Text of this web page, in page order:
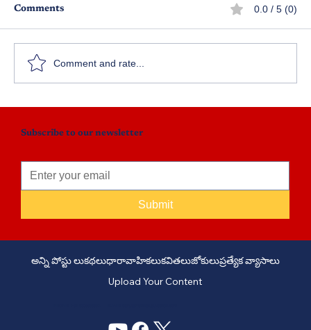
మనో శిఖరం - పార్ట్ 13
Comments 0.0 / 5 (0)
Comment and rate...
Subscribe to our newsletter
Submit
అన్ని పోస్టు లుకథలుధారావాహికలుకవితలుజోకులుప్రత్యేక వ్యాసాలు
Upload Your Content